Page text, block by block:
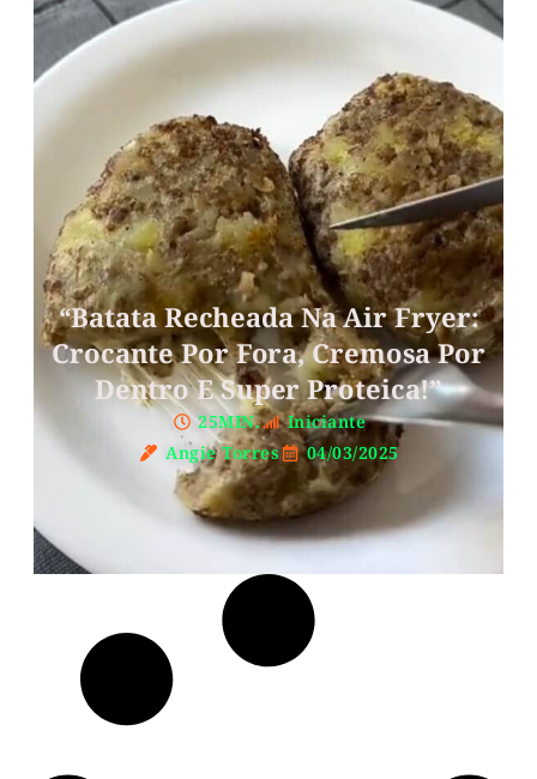
“Batata Recheada Na Air Fryer:
Crocante Por Fora, Cremosa Por
Dentro E Super Proteica!”
25MIN.
Iniciante
Angie Torres
04/03/2025